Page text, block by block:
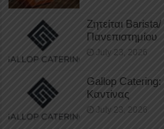
Ζητείται
Πανεπιστημίου
July 23, 2026
Gallop Catering:
Καντίνας
July 23, 2026